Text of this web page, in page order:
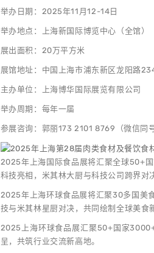
举办日期：2025年11月12-14日
举办地点：上海新国际博览中心（全馆）
展出面积：20万平方米
展馆地址：中国上海市浦东新区龙阳路
主办单位：上海博华国际展览有限公司
举办周期：每年一届
参展咨询：郭丽173 2101 8769（微信同号
2025年上海国际食品展将汇聚全球50+
科技亮相，米其林大厨与科技公司跨界对
2025年上海环球食品展将汇聚30多国美
技与米其林星厨对决，共同绘制全球美食
2025上海环球食品展汇聚50+国家
呈，共筑行业交流新高地。